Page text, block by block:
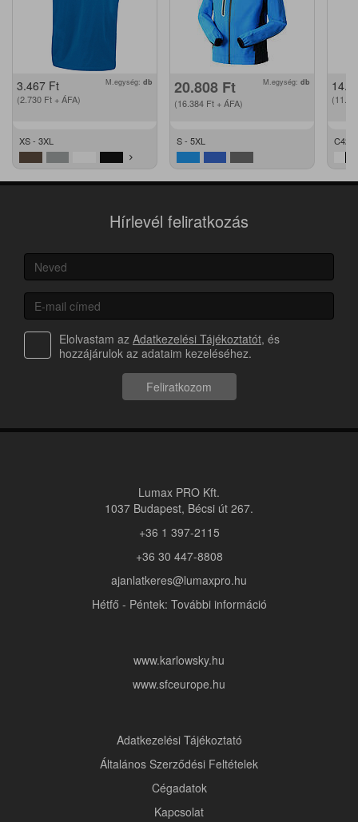
3.467 Ft
(2.730 Ft + ÁFA)
M.egység: db
XS - 3XL
20.808 Ft
(16.384 Ft + ÁFA)
M.egység: db
S - 5XL C42 -
Hírlevél feliratkozás
Elolvastam az Adatkezelési Tájékoztatót, és
hozzájárulok az adataim kezeléséhez.
Feliratkozom
Lumax PRO Kft.
1037 Budapest, Bécsi út 267.
+36 1 397-2115
+36 30 447-8808
ajanlatkeres@lumaxpro.hu
Hétfő - Péntek: További információ
www.karlowsky.hu
www.sfceurope.hu
Adatkezelési Tájékoztató
Általános Szerződési Feltételek
Cégadatok
Kapcsolat